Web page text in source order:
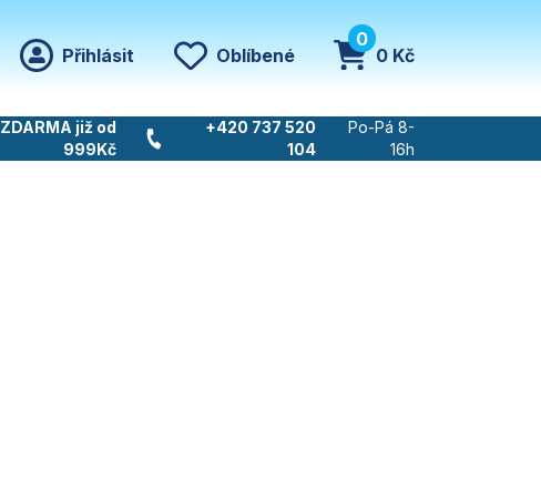
Přihlásit Oblíbené
0
0 Kč
ZDARMA již od
999Kč
+420 737 520
104
Po-Pá 8-
16h